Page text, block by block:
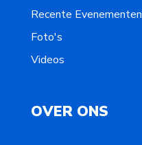
Recente Evenementen
Foto's
Videos
OVER ONS